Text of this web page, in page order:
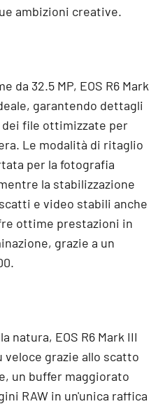
ambizioni creative.
da 32.5 MP, EOS R6 Mark
garantendo dettagli
file ottimizzate per
Le modalità di ritaglio
per la fotografia
la stabilizzazione
e video stabili anche
ottime prestazioni in
grazie a un
natura, EOS R6 Mark III
veloce grazie allo scatto
un buffer maggiorato
RAW in un'unica raffica